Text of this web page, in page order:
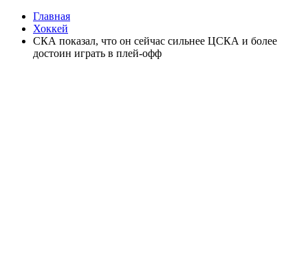
Главная
Хоккей
СКА показал, что он сейчас сильнее ЦСКА и более
достоин играть в плей-офф